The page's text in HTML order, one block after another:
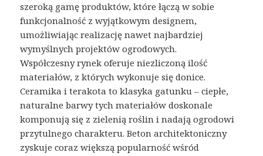
szeroką gamę produktów, które łączą w sobie
funkcjonalność z wyjątkowym designem,
umożliwiając realizację nawet najbardziej
wymyślnych projektów ogrodowych.
Współczesny rynek oferuje niezliczoną ilość
materiałów, z których wykonuje się donice.
Ceramika i terakota to klasyka gatunku – ciepłe,
naturalne barwy tych materiałów doskonale
komponują się z zielenią roślin i nadają ogrodowi
przytulnego charakteru. Beton architektoniczny
zyskuje coraz większą popularność wśród